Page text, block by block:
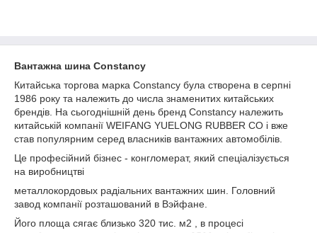
Вантажна шина Constancy
Китайська торгова марка Constancy була створена в серпні
1986 року та належить до числа знаменитих китайських
брендів. На сьогоднішній день бренд Constancy належить
китайській компанії WEIFANG YUELONG RUBBER CO і вже
став популярним серед власників вантажних автомобілів.
Це професійний бізнес - конгломерат, який спеціалізується
на виробництві
металлокордовых радіальних вантажних шин. Головний
завод компанії розташований в Вэйфане.
Його площа сягає близько 320 тис. м2 , в процесі